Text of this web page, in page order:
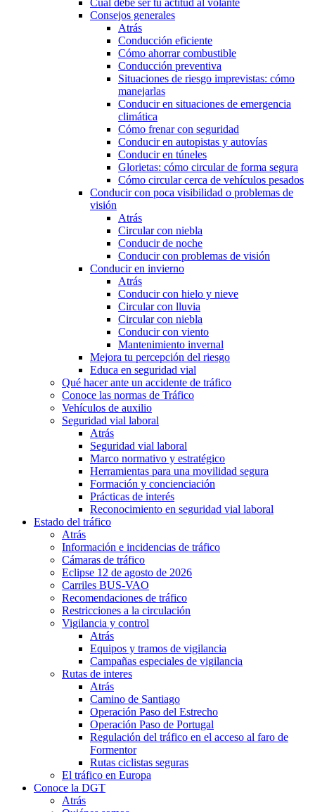
Cuál debe ser tu actitud al volante
Consejos generales
Atrás
Conducción eficiente
Cómo ahorrar combustible
Conducción preventiva
Situaciones de riesgo imprevistas: cómo
manejarlas
Conducir en situaciones de emergencia
climática
Cómo frenar con seguridad
Conducir en autopistas y autovías
Conducir en túneles
Glorietas: cómo circular de forma segura
Cómo circular cerca de vehículos pesados
Conducir con poca visibilidad o problemas de
visión
Atrás
Circular con niebla
Conducir de noche
Conducir con problemas de visión
Conducir en invierno
Atrás
Conducir con hielo y nieve
Circular con lluvia
Circular con niebla
Conducir con viento
Mantenimiento invernal
Mejora tu percepción del riesgo
Educa en seguridad vial
Qué hacer ante un accidente de tráfico
Conoce las normas de Tráfico
Vehículos de auxilio
Seguridad vial laboral
Atrás
Seguridad vial laboral
Marco normativo y estratégico
Herramientas para una movilidad segura
Formación y concienciación
Prácticas de interés
Reconocimiento en seguridad vial laboral
Estado del tráfico
Atrás
Información e incidencias de tráfico
Cámaras de tráfico
Eclipse 12 de agosto de 2026
Carriles BUS-VAO
Recomendaciones de tráfico
Restricciones a la circulación
Vigilancia y control
Atrás
Equipos y tramos de vigilancia
Campañas especiales de vigilancia
Rutas de interes
Atrás
Camino de Santiago
Operación Paso del Estrecho
Operación Paso de Portugal
Regulación del tráfico en el acceso al faro de
Formentor
Rutas ciclistas seguras
El tráfico en Europa
Conoce la DGT
Atrás